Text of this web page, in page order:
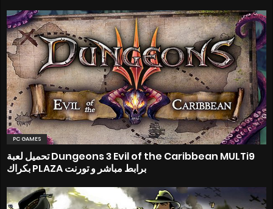
PC GAMES
تحميل لعبة Dungeons 3 Evil of the Caribbean MULTi9
بكراك PLAZA برابط مباشر و تورنت